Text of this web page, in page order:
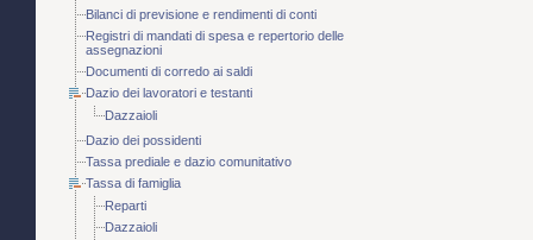
Bilanci di previsione e rendimenti di conti
Registri di mandati di spesa e repertorio delle
assegnazioni
Documenti di corredo ai saldi
Dazio dei lavoratori e testanti
Dazzaioli
Dazio dei possidenti
Tassa prediale e dazio comunitativo
Tassa di famiglia
Reparti
Dazzaioli